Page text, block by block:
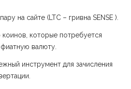
на сайте (LTC – гривна SENSE ).
коинов, которые потребуется
валюту.
инструмент для зачисления